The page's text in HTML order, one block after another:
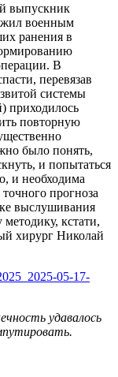
выпускник
военным
ранения в
В
перевязав
системы
приходилось
повторную
было понять,
и попытаться
и необходима
прогноза
выслушивания
кстати,
хирург Николай
удавалось